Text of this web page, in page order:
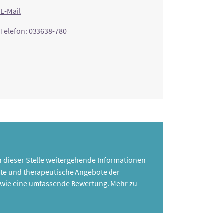
E-Mail
Telefon: 033638-780
Stelle weitergehende Informationen
und therapeutische Angebote der
eine umfassende Bewertung. Mehr zu